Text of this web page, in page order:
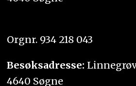
Orgnr. 934 218 043
Besøksadresse:
4640 Søgne